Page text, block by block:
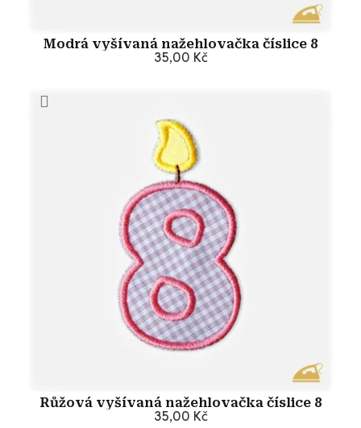
Modrá vyšívaná nažehlovačka číslice 8
35,00 Kč
Přidat do košíku
Růžová vyšívaná nažehlovačka číslice 8
35,00 Kč
Přidat do košíku